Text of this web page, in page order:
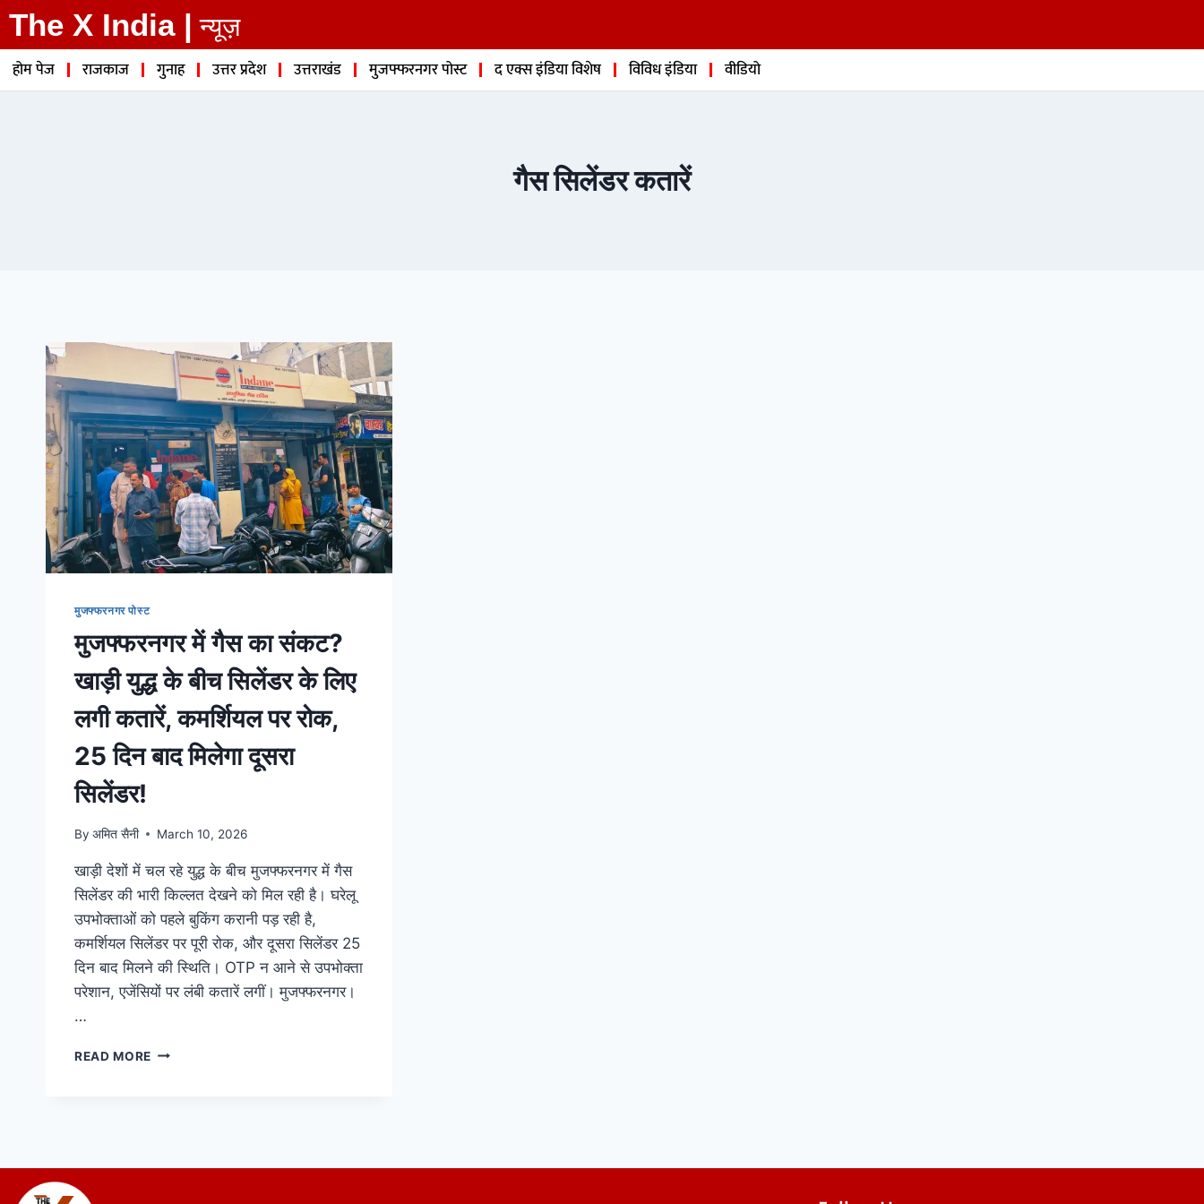
The X India | न्यूज़
होम पेज राजकाज गुनाह उत्तर प्रदेश उत्तराखंड मुजफ्फरनगर पोस्ट द एक्स इंडिया विशेष विविध इंडिया वीडियो
गैस सिलेंडर कतारें
मुजफ्फरनगर पोस्ट
मुजफ्फरनगर में गैस का संकट?
खाड़ी युद्ध के बीच सिलेंडर के लिए
लगी कतारें, कमर्शियल पर रोक,
25 दिन बाद मिलेगा दूसरा
सिलेंडर!
By अमित सैनी March 10, 2026
खाड़ी देशों में चल रहे युद्ध के बीच मुजफ्फरनगर में गैस
सिलेंडर की भारी किल्लत देखने को मिल रही है। घरेलू
उपभोक्ताओं को पहले बुकिंग करानी पड़ रही है,
कमर्शियल सिलेंडर पर पूरी रोक, और दूसरा सिलेंडर 25
दिन बाद मिलने की स्थिति। OTP न आने से उपभोक्ता
परेशान, एजेंसियों पर लंबी कतारें लगीं। मुजफ्फरनगर।
…
READ MORE